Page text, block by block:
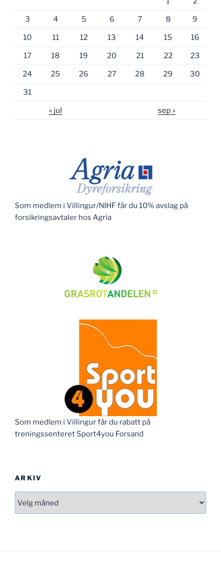
3 4 5 6 7 8 9
10 11 12 13 14 15 16
17 18 19 20 21 22 23
24 25 26 27 28 29 30
31
« jul sep »
Som medlem i Villingur/NIHF får du 10% avslag på
forsikringsavtaler hos Agria
Som medlem i Villingur får du rabatt på
treningssenteret Sport4you Forsand
ARKIV